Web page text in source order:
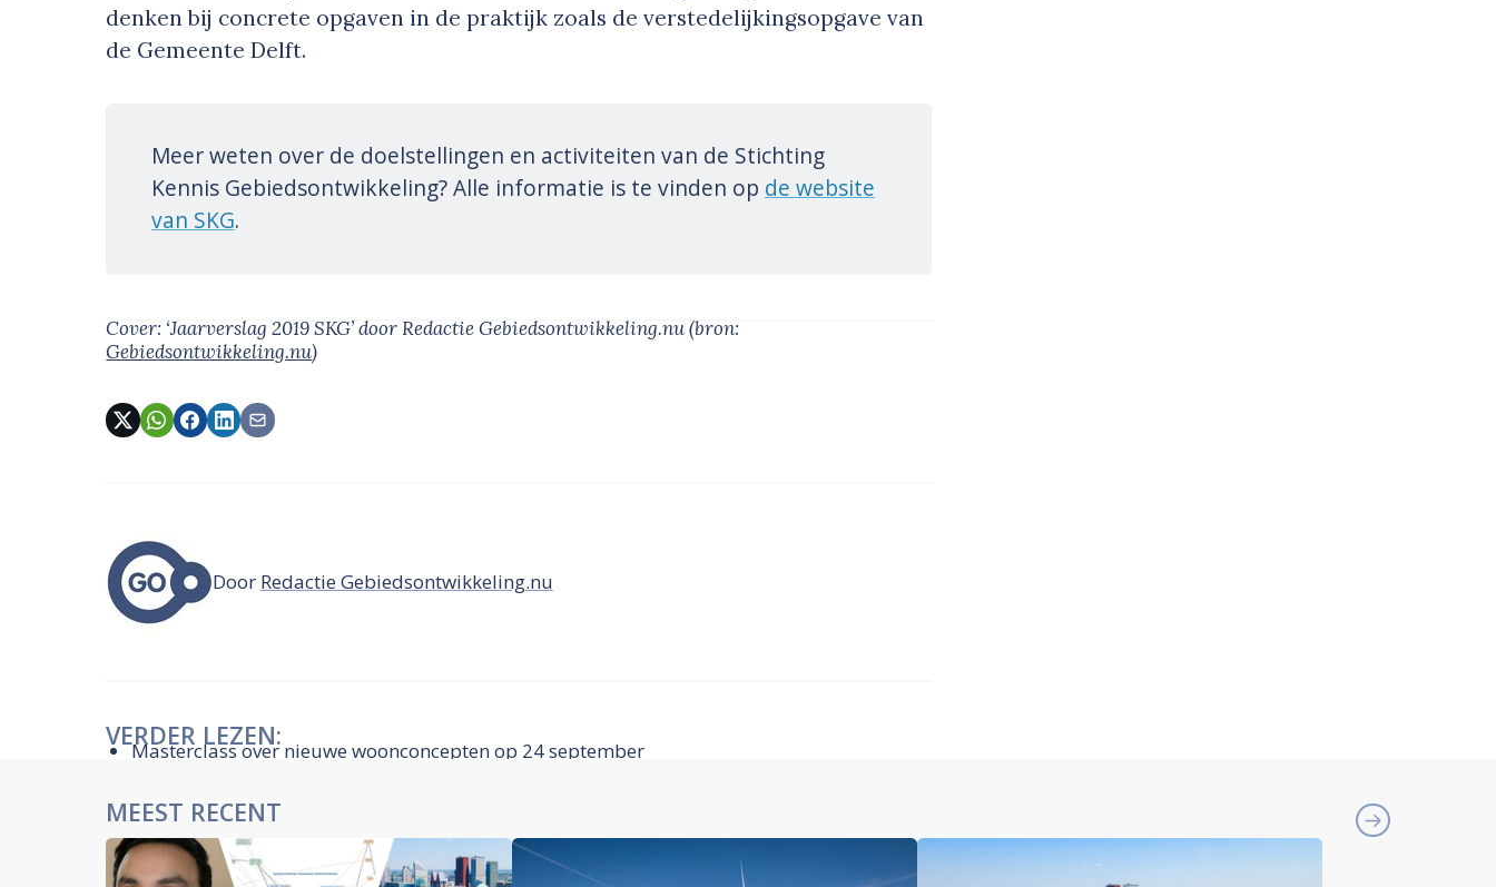
denken bij concrete opgaven in de praktijk zoals de verstedelijkingsopgave van
de Gemeente Delft.
Meer weten over de doelstellingen en activiteiten van de Stichting
Kennis Gebiedsontwikkeling? Alle informatie is te vinden op de website
van SKG.
Cover: ‘Jaarverslag 2019 SKG’door Redactie Gebiedsontwikkeling.nu(bron:
Gebiedsontwikkeling.nu)
Door Redactie Gebiedsontwikkeling.nu
VERDER LEZEN:
Masterclass over nieuwe woonconcepten op 24 september
MEEST RECENT